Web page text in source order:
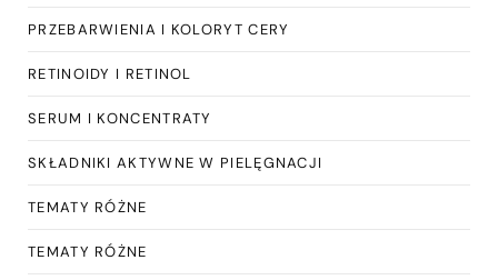
PRZEBARWIENIA I KOLORYT CERY
RETINOIDY I RETINOL
SERUM I KONCENTRATY
SKŁADNIKI AKTYWNE W PIELĘGNACJI
TEMATY RÓŻNE
TEMATY RÓŻNE